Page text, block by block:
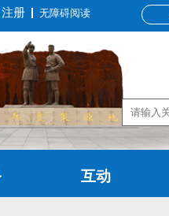
注册 无障碍阅读
互动